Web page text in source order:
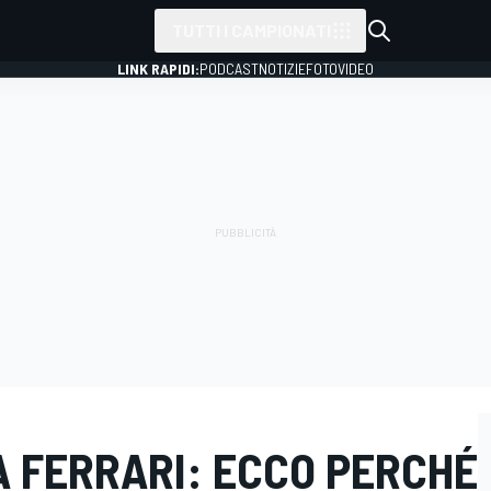
LINK RAPIDI:PODCASTNOTIZIEFOTOVIDEO
FERRARI: ECCO PERCHÉ